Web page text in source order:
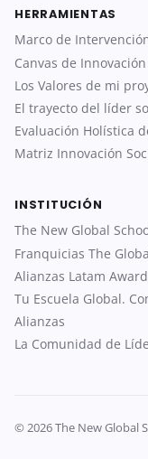
HERRAMIENTAS
Marco de
Canvas de
Los Valores de mi
El trayecto del líder
Evaluación Holística
Matriz Innovación
INSTITUCIÓN
The New Global
Franquicias The
Alianzas Latam
Tu Escuela Global.
Alianzas
La Comunidad de
© 2026 The New Global